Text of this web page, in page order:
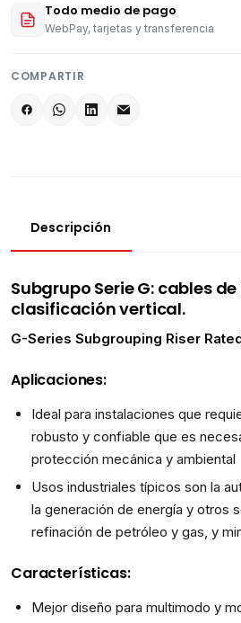
Todo medio de pago
WebPay, tarjetas y transferencia
COMPARTIR
Descripción
Subgrupo Serie G: cables
clasificación vertical.
G-Series Subgrouping Riser
Aplicaciones:
Ideal para instalaciones que
robusto y confiable que es
protección mecánica y ambiental
Usos industriales típicos son la
la generación de energía y otros
refinación de petróleo y gas, y
Características:
Mejor diseño para multimodo y